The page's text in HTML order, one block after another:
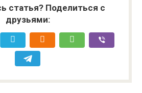
статья? Поделиться с
друзьями: